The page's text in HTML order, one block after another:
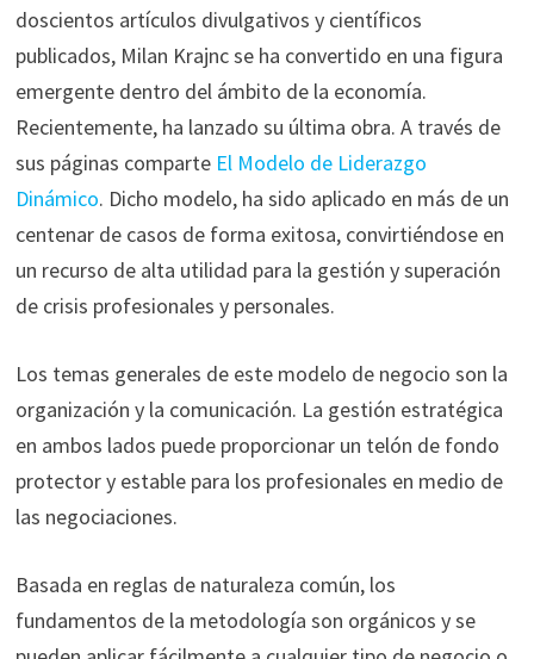
doscientos artículos divulgativos y científicos
publicados, Milan Krajnc se ha convertido en una figura
emergente dentro del ámbito de la economía.
Recientemente, ha lanzado su última obra. A través de
sus páginas comparte El Modelo de Liderazgo
Dinámico. Dicho modelo, ha sido aplicado en más de un
centenar de casos de forma exitosa, convirtiéndose en
un recurso de alta utilidad para la gestión y superación
de crisis profesionales y personales.
Los temas generales de este modelo de negocio son la
organización y la comunicación. La gestión estratégica
en ambos lados puede proporcionar un telón de fondo
protector y estable para los profesionales en medio de
las negociaciones.
Basada en reglas de naturaleza común, los
fundamentos de la metodología son orgánicos y se